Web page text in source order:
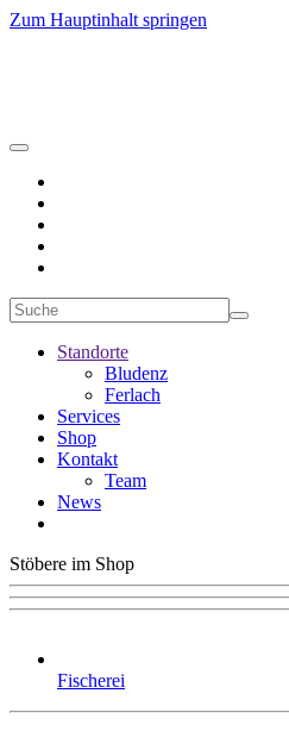
Zum Hauptinhalt springen
Standorte
Bludenz
Ferlach
Services
Shop
Kontakt
Team
News
Stöbere im Shop
Fischerei